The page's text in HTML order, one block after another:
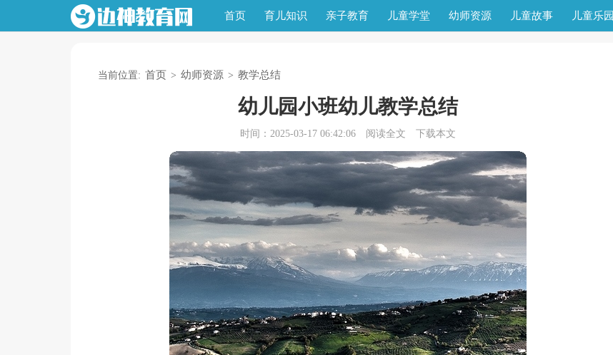
首页 育儿知识 亲子教育 儿童学堂 幼师资源 儿童故事 儿童乐园
当前位置: 首页 > 幼师资源 > 教学总结
幼儿园小班幼儿教学总结
时间：2025-03-17 06:42:06 阅读全文 下载本文